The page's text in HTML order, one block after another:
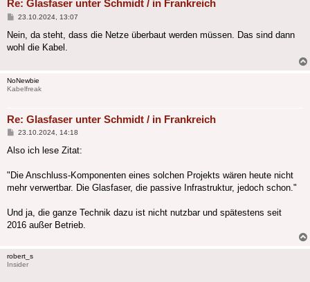
Re: Glasfaser unter Schmidt / in Frankreich
Beitrag
23.10.2024, 13:07
Nein, da steht, dass die Netze überbaut werden müssen. Das sind dann
wohl die Kabel.
NoNewbie
Kabelfreak
Re: Glasfaser unter Schmidt / in Frankreich
Beitrag
23.10.2024, 14:18
Also ich lese Zitat:
"Die Anschluss-Komponenten eines solchen Projekts wären heute nicht
mehr verwertbar. Die Glasfaser, die passive Infrastruktur, jedoch schon."
Und ja, die ganze Technik dazu ist nicht nutzbar und spätestens seit
2016 außer Betrieb.
robert_s
Insider